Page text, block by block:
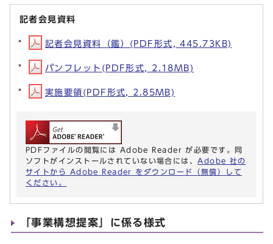
記者会見資料
記者会見資料（鑑）(PDF形式, 445.73KB)
パンフレット(PDF形式, 2.18MB)
実施要領(PDF形式, 2.85MB)
PDFファイルの閲覧には Adobe Reader が必要です。同
ソフトがインストールされていない場合には、 Adobe 社の
サイトから Adobe Reader をダウンロード（無償）して
ください。
「事業構想提案」に係る様式